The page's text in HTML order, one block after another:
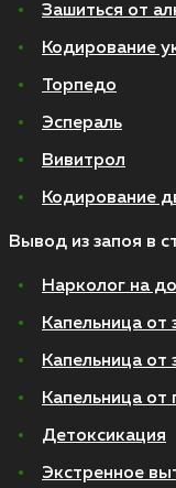
Зашиться от
Кодирование
Торпедо
Эспераль
Вивитрол
Кодирование
Вывод из запоя в
Нарколог на
Капельница от
Капельница от
Капельница от
Детоксикация
Экстренное